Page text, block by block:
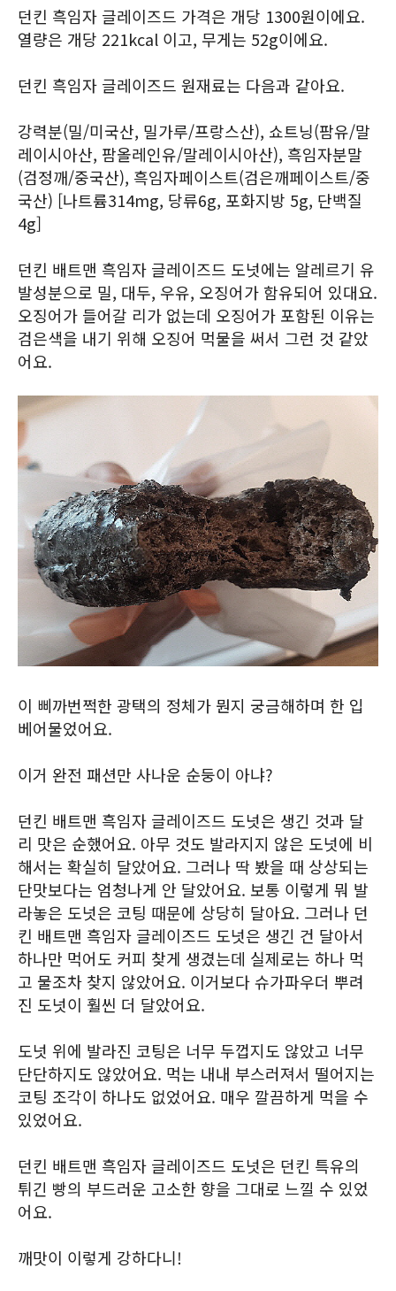
던킨 흑임자 글레이즈드 가격은 개당 1300원이에요.
열량은 개당 221kcal 이고, 무게는 52g이에요.
던킨 흑임자 글레이즈드 원재료는 다음과 같아요.
강력분(밀/미국산, 밀가루/프랑스산), 쇼트닝(팜유/말
레이시아산, 팜올레인유/말레이시아산), 흑임자분말
(검정깨/중국산), 흑임자페이스트(검은깨페이스트/중
국산) [나트륨314mg, 당류6g, 포화지방 5g, 단백질
4g]
던킨 배트맨 흑임자 글레이즈드 도넛에는 알레르기 유
발성분으로 밀, 대두, 우유, 오징어가 함유되어 있대요.
오징어가 들어갈 리가 없는데 오징어가 포함된 이유는
검은색을 내기 위해 오징어 먹물을 써서 그런 것 같았
어요.
이 삐까번쩍한 광택의 정체가 뭔지 궁금해하며 한 입
베어물었어요.
이거 완전 패션만 사나운 순둥이 아냐?
던킨 배트맨 흑임자 글레이즈드 도넛은 생긴 것과 달
리 맛은 순했어요. 아무 것도 발라지지 않은 도넛에 비
해서는 확실히 달았어요. 그러나 딱 봤을 때 상상되는
단맛보다는 엄청나게 안 달았어요. 보통 이렇게 뭐 발
라놓은 도넛은 코팅 때문에 상당히 달아요. 그러나 던
킨 배트맨 흑임자 글레이즈드 도넛은 생긴 건 달아서
하나만 먹어도 커피 찾게 생겼는데 실제로는 하나 먹
고 물조차 찾지 않았어요. 이거보다 슈가파우더 뿌려
진 도넛이 훨씬 더 달았어요.
도넛 위에 발라진 코팅은 너무 두껍지도 않았고 너무
단단하지도 않았어요. 먹는 내내 부스러져서 떨어지는
코팅 조각이 하나도 없었어요. 매우 깔끔하게 먹을 수
있었어요.
던킨 배트맨 흑임자 글레이즈드 도넛은 던킨 특유의
튀긴 빵의 부드러운 고소한 향을 그대로 느낄 수 있었
어요.
깨맛이 이렇게 강하다니!